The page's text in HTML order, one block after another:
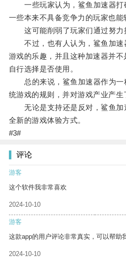
一些玩家认为，鲨鱼加速器打
一些本来不具备竞争力的玩家也能
这可能削弱了玩家们通过努力
不过，也有人认为，鲨鱼加速
游戏的乐趣，并且这种加速器并
自行选择是否使用。
总的来说，鲨鱼加速器作为一
统游戏的规则，并对游戏产业产生
无论是支持还是反对，鲨鱼加
全新的游戏体验方式。
#3#
评论
游客
这个软件我非常喜欢
2024-10-10
游客
这款app的用户评论非常真实，可以帮助
2024-10-10